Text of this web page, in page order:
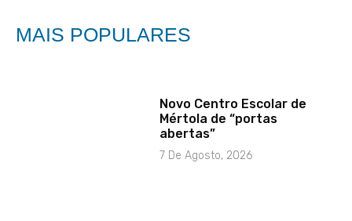
MAIS POPULARES
Novo Centro Escolar de
Mértola de “portas
abertas”
7 De Agosto, 2026